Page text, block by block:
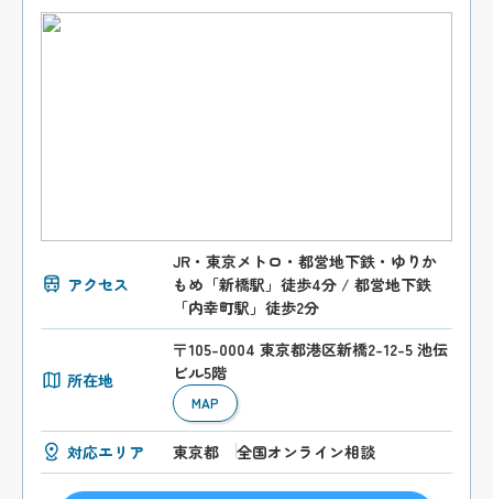
アクセス
JR・東京メトロ・都営地下鉄・ゆりか
もめ「新橋駅」徒歩4分 / 都営地下鉄
「内幸町駅」徒歩2分
所在地
〒105-0004 東京都港区新橋2-12-5 池伝
ビル5階
MAP
対応エリア 東京都 全国オンライン相談